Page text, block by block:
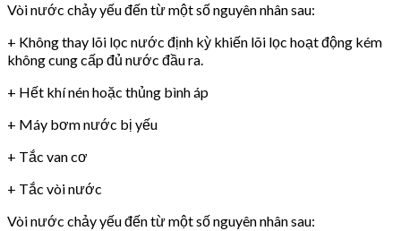
Vòi nước chảy yếu đến từ một số nguyên nhân sau:
+ Không thay lõi lọc nước định kỳ khiến lõi lọc hoạt động kém
không cung cấp đủ nước đầu ra.
+ Hết khí nén hoặc thủng bình áp
+ Máy bơm nước bị yếu
+ Tắc van cơ
+ Tắc vòi nước
Vòi nước chảy yếu đến từ một số nguyên nhân sau: